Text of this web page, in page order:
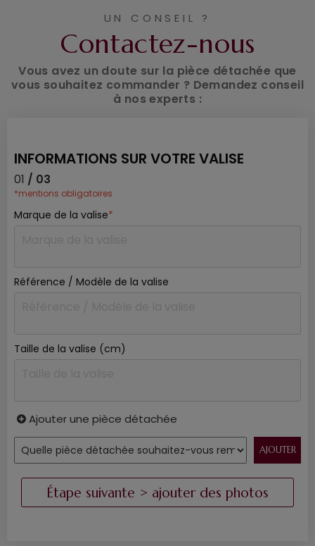
UN CONSEIL ?
Contactez-nous
Vous avez un doute sur la pièce détachée que
vous souhaitez commander ? Demandez conseil
à nos experts :
INFORMATIONS SUR VOTRE VALISE
01 / 03
*mentions obligatoires
Marque de la valise*
Référence / Modèle de la valise
Taille de la valise (cm)
Ajouter une pièce détachée